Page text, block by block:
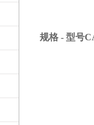
规格 - 型号